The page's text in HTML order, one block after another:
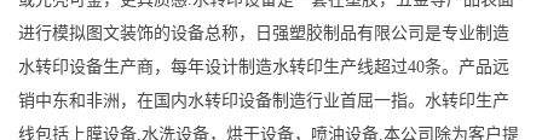
进行模拟图文装饰的设备总称，日强塑胶制品有限公司是专业制造
水转印设备生产商，每年设计制造水转印生产线超过40条。产品远
销中东和非洲，在国内水转印设备制造行业首屈一指。水转印生产
线包括上膜设备,水洗设备，烘干设备，喷油设备.本公司除为客户提